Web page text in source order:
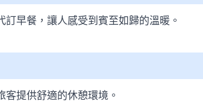
早餐，讓人感受到賓至如歸的溫暖。
提供舒適的休憩環境。